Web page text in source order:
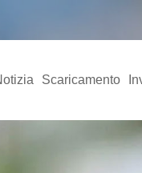
Scaricamento